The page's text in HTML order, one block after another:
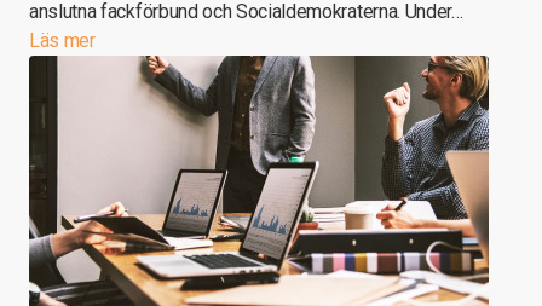
anslutna fackförbund och Socialdemokraterna. Under…
Läs mer